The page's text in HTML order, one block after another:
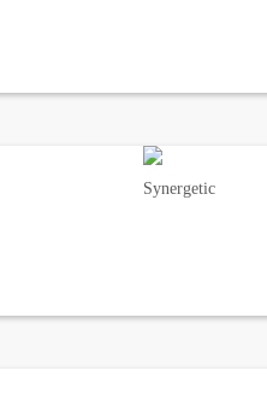
Synergetic